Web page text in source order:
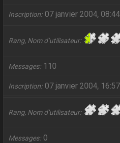
Inscription 07 janvier 2004, 08:44
Rang, Nom d’utilisateur
Messages 110
Inscription 07 janvier 2004, 16:57
Rang, Nom d’utilisateur
Messages 0